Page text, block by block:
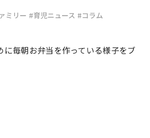
ミリー #育児ニュース #コラム
毎朝お弁当を作っている様子をブ